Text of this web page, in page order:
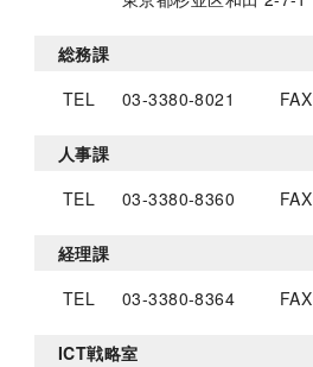
総務課
TEL
03-3380-8021 FAX
人事課
TEL
03-3380-8360 FAX
経理課
TEL
03-3380-8364 FAX
ICT戦略室